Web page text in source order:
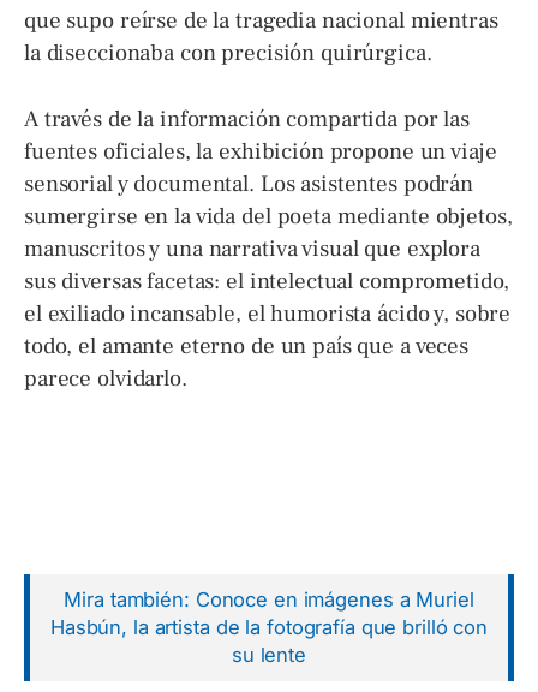
que supo reírse de la tragedia nacional mientras
la diseccionaba con precisión quirúrgica.
A través de la información compartida por las
fuentes oficiales, la exhibición propone un viaje
sensorial y documental. Los asistentes podrán
sumergirse en la vida del poeta mediante objetos,
manuscritos y una narrativa visual que explora
sus diversas facetas: el intelectual comprometido,
el exiliado incansable, el humorista ácido y, sobre
todo, el amante eterno de un país que a veces
parece olvidarlo.
Mira también: Conoce en imágenes a Muriel
Hasbún, la artista de la fotografía que brilló con
su lente